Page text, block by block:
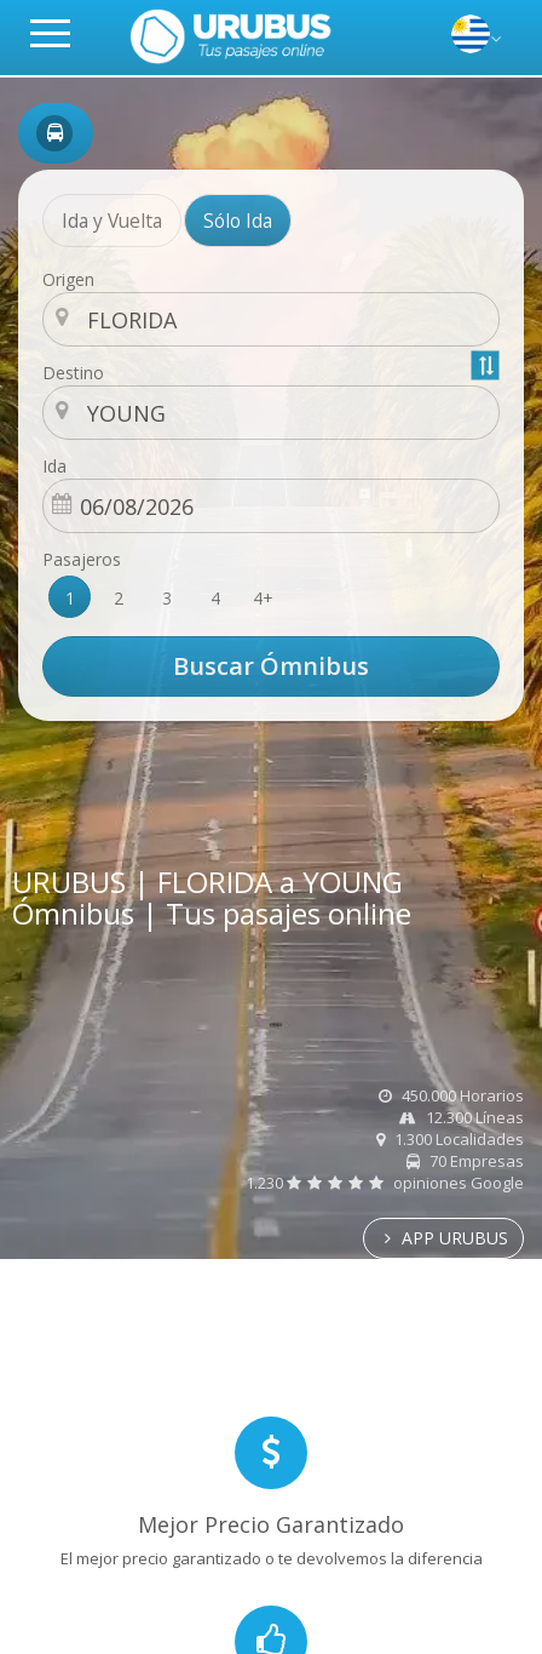
Ida y Vuelta Sólo Ida
Origen
Destino
Ida
Pasajeros
1
2 3 4 4+
URUBUS | FLORIDA a YOUNG
Ómnibus | Tus pasajes online
450.000 Horarios
12.300 Líneas
1.300 Localidades
70 Empresas
1.230
opiniones Google
APP URUBUS
Mejor Precio Garantizado
El mejor precio garantizado o te devolvemos la diferencia